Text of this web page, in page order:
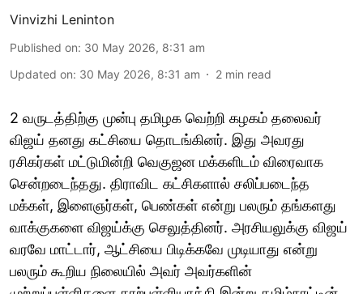
Vinvizhi Leninton
Published on: 30 May 2026, 8:31 am
Updated on: 30 May 2026, 8:31 am 2 min read
2 வருடத்திற்கு முன்பு தமிழக வெற்றி கழகம் தலைவர்
விஜய் தனது கட்சியை தொடங்கினர். இது அவரது
ரசிகர்கள் மட்டுமின்றி வெகுஜன மக்களிடம் விரைவாக
சென்றடைந்தது. திராவிட கட்சிகளால் சலிப்படைந்த
மக்கள், இளைஞர்கள், பெண்கள் என்று பலரும் தங்களது
வாக்குகளை விஜய்க்கு செலுத்தினர். அரசியலுக்கு விஜய்
வரவே மாட்டார், ஆட்சியை பிடிக்கவே முடியாது என்று
பலரும் கூறிய நிலையில் அவர் அவர்களின்